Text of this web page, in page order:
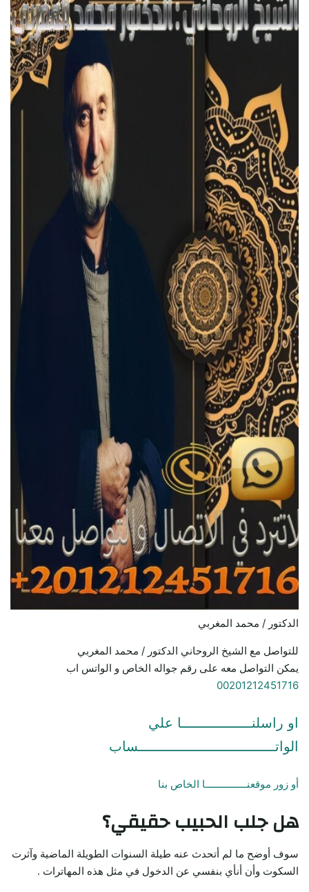
الدكتور / محمد المغربي
للتواصل مع الشيخ الروحاني الدكتور / محمد المغربي
يمكن التواصل معه على رقم جواله الخاص و الواتس اب
00201212451716
او راسلنـــــــــــــــــا علي
الواتـــــــــــــــــــــــــــــــــساب
أو زور موقعنـــــــــــــــا الخاص بنا
هل جلب الحبيب حقيقي؟
سوف أوضح ما لم أتحدث عنه طيلة السنوات الطويلة الماضية وآثرت
السكوت وأن أنأي بنفسي عن الدخول في مثل هذه المهاترات .